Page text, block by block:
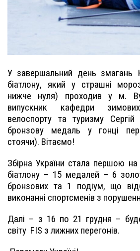
У завершальний день змагань
біатлону, який у страшні
нижче нуля) проходив у м.
випускник кафедри
велоспорту та туризму
бронзову медаль у гонці
стоячи). Вітаємо!
Збірна України стала першою
біатлону – 15 медалей – 6
бронзових та 1 подіум, що
виконанні спортсменів з
Далі – з 16 по 21 грудня –
світу FIS з лижних перегонів.